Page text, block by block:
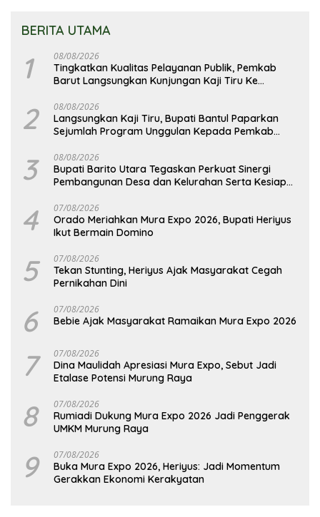
BERITA UTAMA
1 08/08/2026
Tingkatkan Kualitas Pelayanan Publik, Pemkab
Barut Langsungkan Kunjungan Kaji Tiru Ke
2 08/08/2026
Langsungkan Kaji Tiru, Bupati Bantul Paparkan
Sejumlah Program Unggulan Kepada Pemkab
3 08/08/2026
Bupati Barito Utara Tegaskan Perkuat Sinergi
Pembangunan Desa dan Kelurahan Serta Kesiapan
4 07/08/2026
Orado Meriahkan Mura Expo 2026, Bupati Heriyus
Ikut Bermain Domino
5 07/08/2026
Tekan Stunting, Heriyus Ajak Masyarakat Cegah
Pernikahan Dini
6 07/08/2026
Bebie Ajak Masyarakat Ramaikan Mura Expo 2026
7 07/08/2026
Dina Maulidah Apresiasi Mura Expo, Sebut Jadi
Etalase Potensi Murung Raya
8 07/08/2026
Rumiadi Dukung Mura Expo 2026 Jadi Penggerak
UMKM Murung Raya
9 07/08/2026
Buka Mura Expo 2026, Heriyus: Jadi Momentum
Gerakkan Ekonomi Kerakyatan